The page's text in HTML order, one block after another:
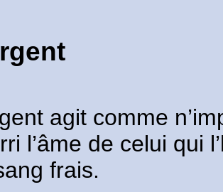
agit comme
l’âme de celui qui
frais.